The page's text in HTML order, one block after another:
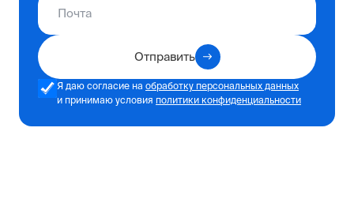
Отправить
Я даю согласие на обработку персональных данных
и принимаю условия политики конфиденциальности